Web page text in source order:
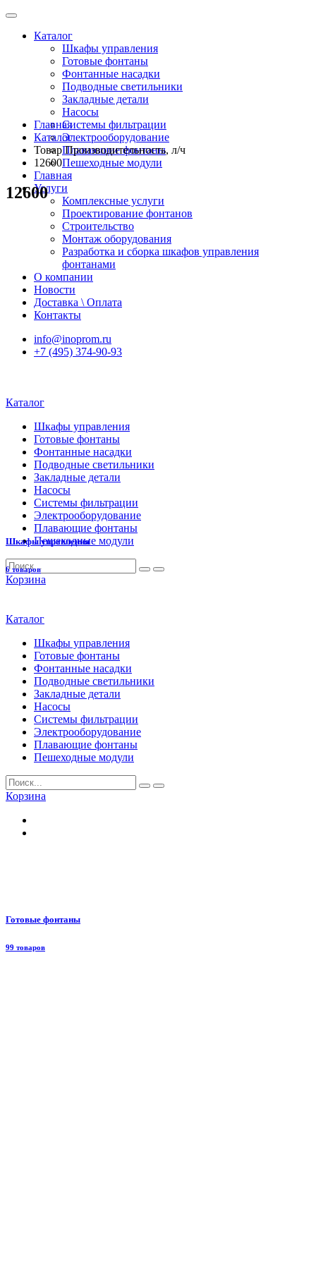
Каталог
Шкафы управления
Готовые фонтаны
Фонтанные насадки
Подводные светильники
Закладные детали
Насосы
Системы фильтрации
Электрооборудование
Плавающие фонтаны
Пешеходные модули
Главная
Услуги
Комплексные услуги
Проектирование фонтанов
Строительство
Монтаж оборудования
Разработка и сборка шкафов управления
фонтанами
О компании
Новости
Доставка \ Оплата
Контакты
info@inoprom.ru
+7 (495) 374-90-93
Каталог
Шкафы управления
Готовые фонтаны
Фонтанные насадки
Подводные светильники
Закладные детали
Насосы
Системы фильтрации
Электрооборудование
Плавающие фонтаны
Пешеходные модули
Корзина
Каталог
Шкафы управления
Готовые фонтаны
Фонтанные насадки
Подводные светильники
Закладные детали
Насосы
Системы фильтрации
Электрооборудование
Плавающие фонтаны
Пешеходные модули
Корзина
Главная
Каталог
Товар Производительность, л/ч
12600
12600
Шкафы управления
6 товаров
Готовые фонтаны
99 товаров